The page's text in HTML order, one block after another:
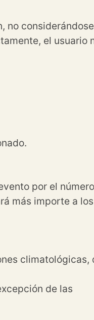
no
el usuario
por el
más importe a los
climatológicas,
de las